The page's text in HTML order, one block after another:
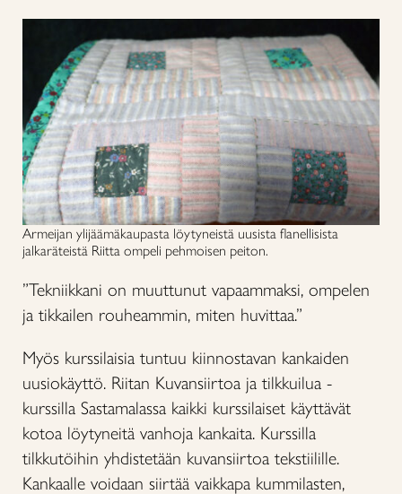
Armeijan ylijäämäkaupasta löytyneistä uusista flanellisista
jalkaräteistä Riitta ompeli pehmoisen peiton.
”Tekniikkani on muuttunut vapaammaksi, ompelen
ja tikkailen rouheammin, miten huvittaa.”
Myös kurssilaisia tuntuu kiinnostavan kankaiden
uusiokäyttö. Riitan Kuvansiirtoa ja tilkkuilua -
kurssilla Sastamalassa kaikki kurssilaiset käyttävät
kotoa löytyneitä vanhoja kankaita. Kurssilla
tilkkutöihin yhdistetään kuvansiirtoa tekstiilille.
Kankaalle voidaan siirtää vaikkapa kummilasten,